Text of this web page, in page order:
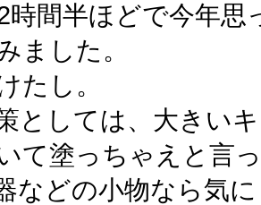
時間半ほどで今年
ました。
たし。
としては、大きい
て塗っちゃえと言
などの小物なら気